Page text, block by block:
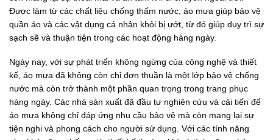
Được làm từ các chất liệu chống thấm nước, áo mưa giúp bảo vệ
quần áo và các vật dụng cá nhân khỏi bị ướt, từ đó giúp duy trì sự
sạch sẽ và thuận tiện trong các hoạt động hàng ngày.
Ngày nay, với sự phát triển không ngừng của công nghệ và thiết
kế, áo mưa đã không còn chỉ đơn thuần là một lớp bảo vệ chống
nước mà còn trở thành một phần quan trọng trong trang phục
hàng ngày. Các nhà sản xuất đã đầu tư nghiên cứu và cải tiến để
áo mưa không chỉ đáp ứng nhu cầu bảo vệ mà còn mang lại sự
tiện nghi và phong cách cho người sử dụng. Với các tính năng